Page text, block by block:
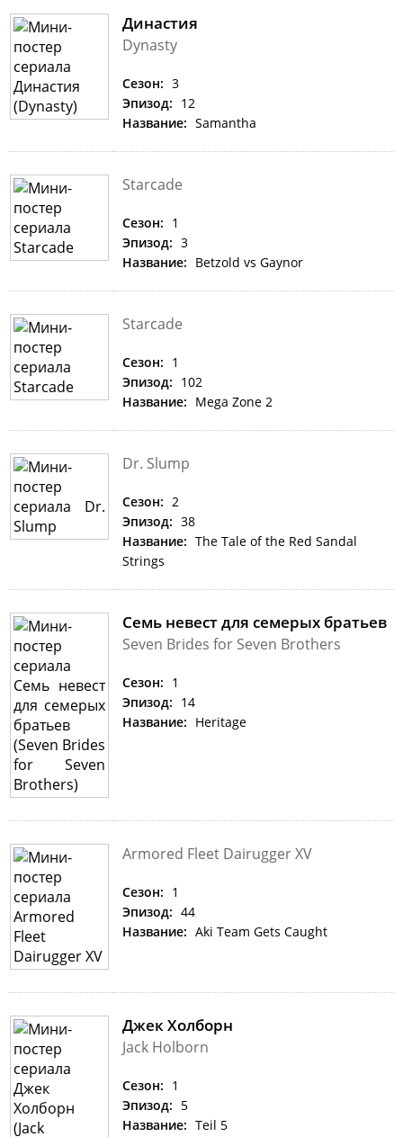
Династия
Dynasty
Сезон: 3
Эпизод: 12
Название: Samantha
Starcade
Сезон: 1
Эпизод: 3
Название: Betzold vs Gaynor
Starcade
Сезон: 1
Эпизод: 102
Название: Mega Zone 2
Dr. Slump
Сезон: 2
Эпизод: 38
Название: The Tale of the Red Sandal
Strings
Семь невест для семерых братьев
Seven Brides for Seven Brothers
Сезон: 1
Эпизод: 14
Название: Heritage
Armored Fleet Dairugger XV
Сезон: 1
Эпизод: 44
Название: Aki Team Gets Caught
Джек Холборн
Jack Holborn
Сезон: 1
Эпизод: 5
Название: Teil 5